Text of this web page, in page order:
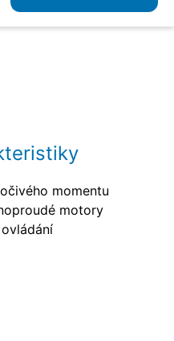
momentu
motory